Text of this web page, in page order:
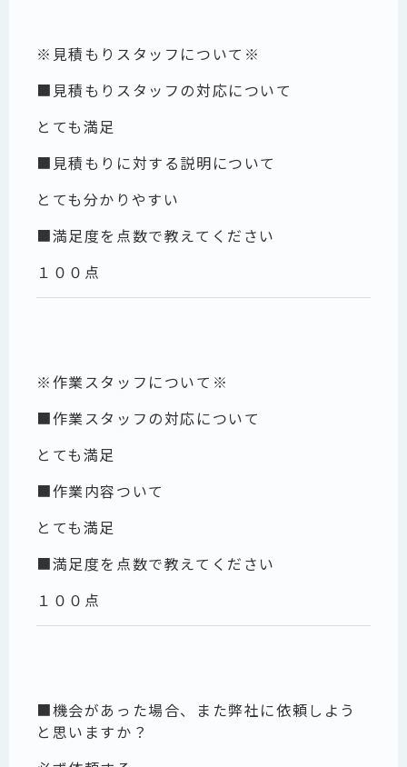
※見積もりスタッフについて※
■見積もりスタッフの対応について
とても満足
■見積もりに対する説明について
とても分かりやすい
■満足度を点数で教えてください
１００点
※作業スタッフについて※
■作業スタッフの対応について
とても満足
■作業内容ついて
とても満足
■満足度を点数で教えてください
１００点
■機会があった場合、また弊社に依頼しよう
と思いますか？